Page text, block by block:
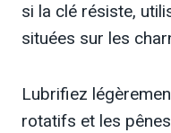
si la clé résiste,
situées sur les
Lubrifiez
rotatifs et les